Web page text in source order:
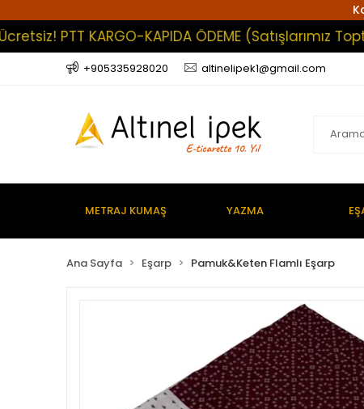
KARGO-KAPIDA ÖDEME (Satışlarımız Toptan
+905335928020 altinelipek1@gmail.com
METRAJ KUMAŞ YAZMA
Ana Sayfa Eşarp Pamuk&Keten Flamlı Eşarp